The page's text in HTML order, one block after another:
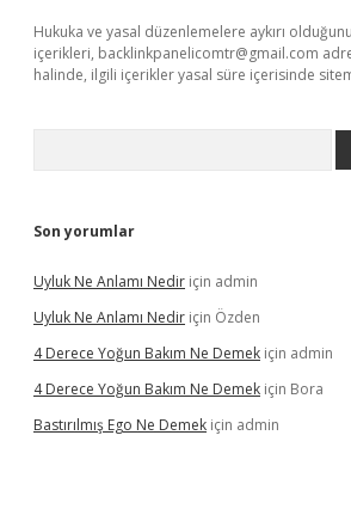
Hukuka ve yasal düzenlemelere aykırı
içerikleri, backlinkpanelicomtr@gmail.com
halinde, ilgili içerikler yasal süre içerisinde
Son yorumlar
Uyluk Ne Anlamı Nedir için admin
Uyluk Ne Anlamı Nedir için Özden
4 Derece Yoğun Bakım Ne Demek için admin
4 Derece Yoğun Bakım Ne Demek için Bora
Bastırılmış Ego Ne Demek için admin